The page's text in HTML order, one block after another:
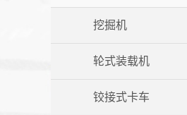
挖掘机
轮式装载机
铰接式卡车